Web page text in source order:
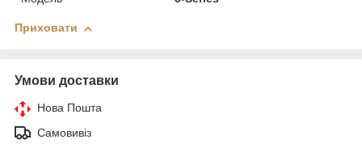
Приховати
Умови доставки
Нова Пошта
Самовивіз